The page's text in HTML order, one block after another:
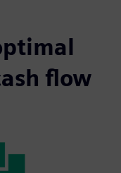
flow